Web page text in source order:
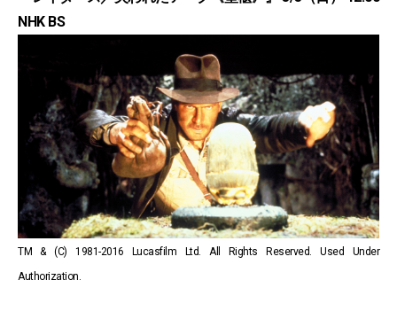
NHK BS
TM & (C) 1981-2016 Lucasfilm Ltd. All Rights Reserved. Used Under
Authorization.